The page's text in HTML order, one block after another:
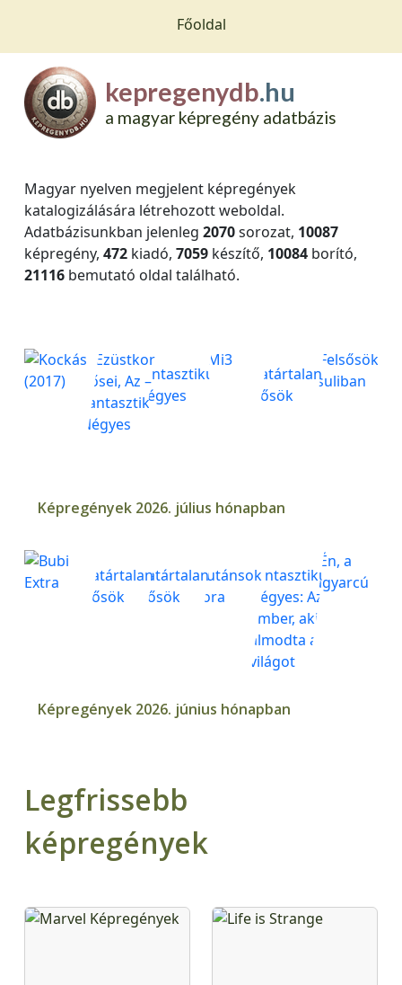
Főoldal
kepregenydb.hu
a magyar képregény adatbázis
Magyar nyelven megjelent képregények
katalogizálására létrehozott weboldal.
Adatbázisunkban jelenleg 2070sorozat, 10087
képregény, 472 kiadó, 7059 készítő, 10084 borító,
21116 bemutató oldal található.
Képregények 2026. július hónapban
Képregények 2026. június hónapban
Legfrissebb
képregények